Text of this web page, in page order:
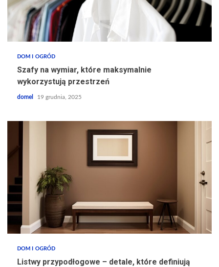
DOM I OGRÓD
Szafy na wymiar, które maksymalnie
wykorzystują przestrzeń
domel 19 grudnia, 2025
DOM I OGRÓD
Listwy przypodłogowe – detale, które definiują